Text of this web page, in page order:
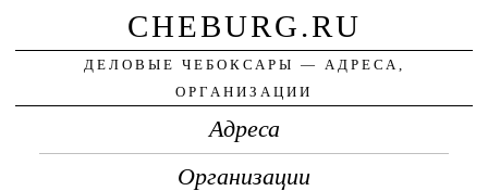
CHEBURG.RU
ДЕЛОВЫЕ ЧЕБОКСАРЫ — АДРЕСА,
ОРГАНИЗАЦИИ
Адреса
Организации